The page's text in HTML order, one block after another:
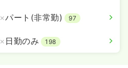
×パート(非常勤) 97
× 日勤のみ 198